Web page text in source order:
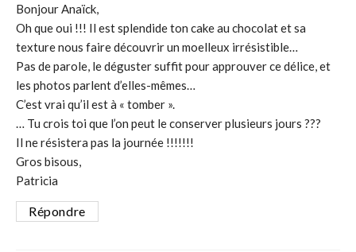
Bonjour Anaïck,
Oh que oui !!! Il est splendide ton cake au chocolat et sa
texture nous faire découvrir un moelleux irrésistible…
Pas de parole, le déguster suffit pour approuver ce délice, et
les photos parlent d’elles-mêmes…
C’est vrai qu’il est à « tomber ».
… Tu crois toi que l’on peut le conserver plusieurs jours ???
Il ne résistera pas la journée !!!!!!!
Gros bisous,
Patricia
Répondre